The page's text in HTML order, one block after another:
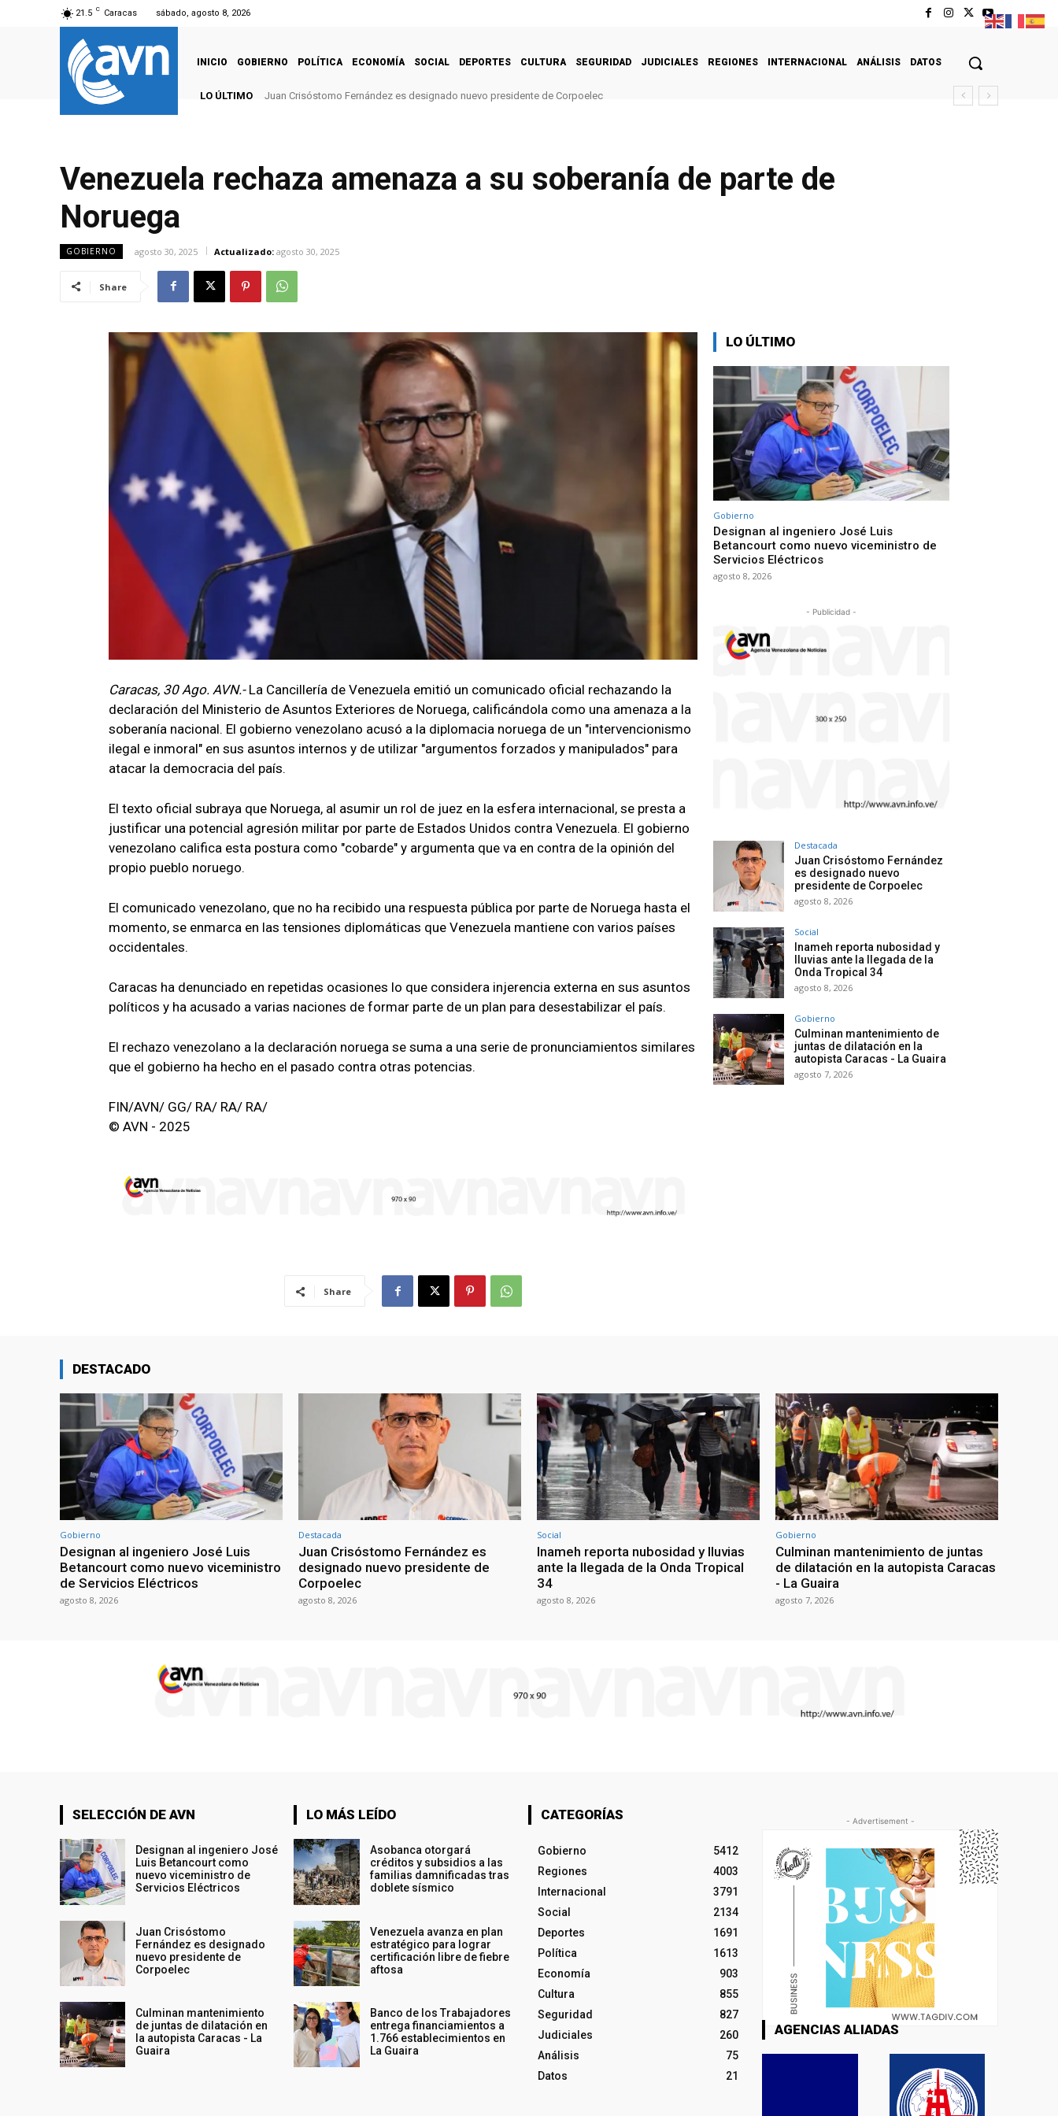
21.5 C Caracas sábado, agosto 8, 2026
INICIO GOBIERNO POLÍTICA ECONOMÍA SOCIAL DEPORTES CULTURA SEGURIDAD JUDICIALES REGIONES INTERNACIONAL ANÁLISIS DATOS
LO ÚLTIMO Juan Crisóstomo Fernández es designado nuevo presidente de Corpoelec
Venezuela rechaza amenaza a su soberanía de parte de
Noruega
GOBIERNO agosto 30, 2025 Actualizado: agosto 30, 2025
Share
Caracas, 30 Ago. AVN.- La Cancillería de Venezuela emitió un comunicado oficial rechazando la
declaración del Ministerio de Asuntos Exteriores de Noruega, calificándola como una amenaza a la
soberanía nacional. El gobierno venezolano acusó a la diplomacia noruega de un "intervencionismo
ilegal e inmoral" en sus asuntos internos y de utilizar "argumentos forzados y manipulados" para
atacar la democracia del país.
El texto oficial subraya que Noruega, al asumir un rol de juez en la esfera internacional, se presta a
justificar una potencial agresión militar por parte de Estados Unidos contra Venezuela. El gobierno
venezolano califica esta postura como "cobarde" y argumenta que va en contra de la opinión del
propio pueblo noruego.
El comunicado venezolano, que no ha recibido una respuesta pública por parte de Noruega hasta el
momento, se enmarca en las tensiones diplomáticas que Venezuela mantiene con varios países
occidentales.
Caracas ha denunciado en repetidas ocasiones lo que considera injerencia externa en sus asuntos
políticos y ha acusado a varias naciones de formar parte de un plan para desestabilizar el país.
El rechazo venezolano a la declaración noruega se suma a una serie de pronunciamientos similares
que el gobierno ha hecho en el pasado contra otras potencias.
FIN/AVN/ GG/ RA/ RA/ RA/
© AVN - 2025
Share
LO ÚLTIMO
Gobierno
Designan al ingeniero José Luis
Betancourt como nuevo viceministro de
Servicios Eléctricos
agosto 8, 2026
- Publicidad -
Destacada
Juan Crisóstomo Fernández
es designado nuevo
presidente de Corpoelec
agosto 8, 2026
Social
Inameh reporta nubosidad y
lluvias ante la llegada de la
Onda Tropical 34
agosto 8, 2026
Gobierno
Culminan mantenimiento de
juntas de dilatación en la
autopista Caracas - La Guaira
agosto 7, 2026
DESTACADO
Gobierno
Designan al ingeniero José Luis
Betancourt como nuevo viceministro
de Servicios Eléctricos
agosto 8, 2026
Destacada
Juan Crisóstomo Fernández es
designado nuevo presidente de
Corpoelec
agosto 8, 2026
Social
Inameh reporta nubosidad y lluvias
ante la llegada de la Onda Tropical
34
agosto 8, 2026
Gobierno
Culminan mantenimiento de juntas
de dilatación en la autopista Caracas
- La Guaira
agosto 7, 2026
SELECCIÓN DE AVN
Designan al ingeniero José
Luis Betancourt como
nuevo viceministro de
Servicios Eléctricos
Juan Crisóstomo
Fernández es designado
nuevo presidente de
Corpoelec
Culminan mantenimiento
de juntas de dilatación en
la autopista Caracas - La
Guaira
LO MÁS LEÍDO
Asobanca otorgará
créditos y subsidios a las
familias damnificadas tras
doblete sísmico
Venezuela avanza en plan
estratégico para lograr
certificación libre de fiebre
aftosa
Banco de los Trabajadores
entrega financiamientos a
1.766 establecimientos en
La Guaira
CATEGORÍAS
Gobierno
5412
Regiones
4003
Internacional
3791
Social
2134
Deportes
1691
Política
1613
Economía
903
Cultura
855
Seguridad
827
Judiciales
260
Análisis
75
Datos
21
- Advertisement -
AGENCIAS ALIADAS